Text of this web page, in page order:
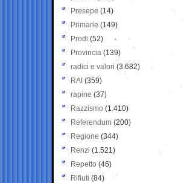
Presepe (14)
Primarie (149)
Prodi (52)
Provincia (139)
radici e valori (3.682)
RAI (359)
rapine (37)
Razzismo (1.410)
Referendum (200)
Regione (344)
Renzi (1.521)
Repetto (46)
Rifiuti (84)